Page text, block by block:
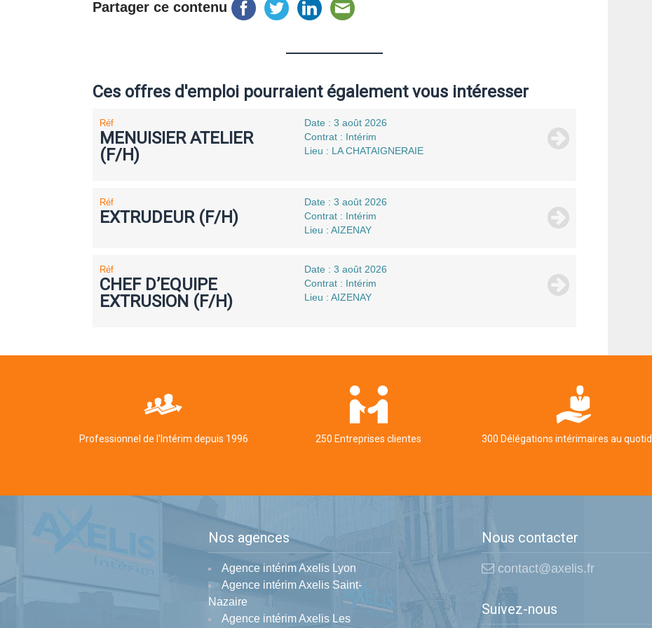
Partager ce contenu
Ces offres d'emploi pourraient également vous intéresser
Réf
MENUISIER ATELIER
(F/H)
Date : 3 août 2026
Contrat : Intérim
Lieu : LA CHATAIGNERAIE
Réf
EXTRUDEUR (F/H)
Date : 3 août 2026
Contrat : Intérim
Lieu : AIZENAY
Réf
CHEF D’EQUIPE
EXTRUSION (F/H)
Date : 3 août 2026
Contrat : Intérim
Lieu : AIZENAY
Professionnel de l'Intérim depuis 1996 250 Entreprises clientes 300 Délégations intérimaires au
Nos agences
Agence intérim Axelis Lyon
Agence intérim Axelis Saint-
Nazaire
Agence intérim Axelis Les
Nous contacter
contact@axelis.fr
Suivez-nous